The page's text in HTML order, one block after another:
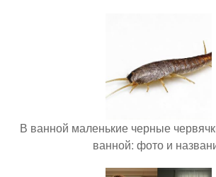
В ванной маленькие черные
ванной: фото и